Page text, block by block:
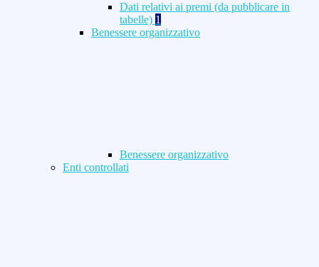
Dati relativi ai premi (da pubblicare in
tabelle) 1
Benessere organizzativo
Benessere organizzativo
Enti controllati